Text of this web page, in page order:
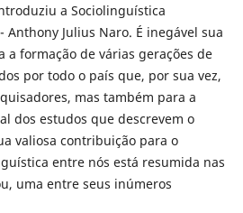
a Sociolinguística
Anthony Julius Naro. É inegável sua
a formação de várias gerações de
por todo o país que, por sua vez,
mas também para a
dos estudos que descrevem o
valiosa contribuição para o
entre nós está resumida nas
uma entre seus inúmeros